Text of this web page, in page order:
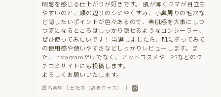
明感を感じる仕上がりが好きです。 肌が薄くクマが目立ち
やすいのと、頬の辺りのシミやくすみ、小鼻周りの毛穴な
ど隠したいポイントが色々あるので、素肌感を大事にしつ
つ気になるところはしっかり隠せるようなコンシーラー、
ぜひ使ってみたいです！ 当選しましたら、肌に塗ってみて
の使用感や使いやすさなどしっかりレビューします。ま
た、Instagramだけでなく、アットコスメやLIPSなどのク
チコミサイトにも投稿します。
よろしくお願いいたします。
匿名希望 ｜会社員（課長クラス） ｜